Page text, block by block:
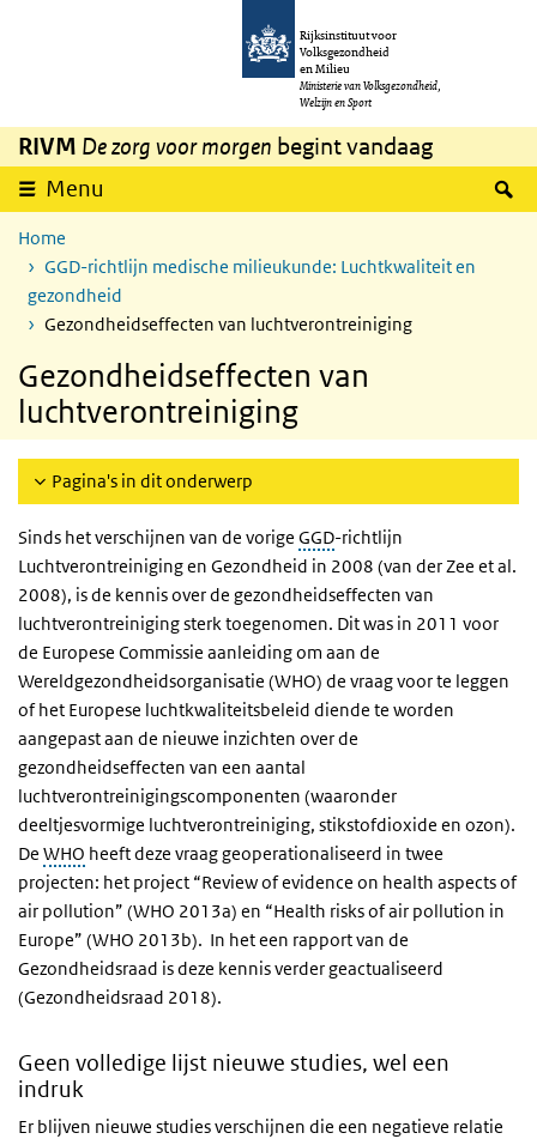
Overslaan en naar de inhoud gaan
Rijksinstituut voor
Volksgezondheid
en Milieu
Ministerie van Volksgezondheid,
Welzijn en Sport
RIVM De zorg voor morgen begint vandaag
Menu
Home
GGD-richtlijn medische milieukunde: Luchtkwaliteit en
gezondheid
Gezondheidseffecten van luchtverontreiniging
Gezondheidseffecten van
luchtverontreiniging
Pagina's in dit onderwerp
Sinds het verschijnen van de vorige GGD-richtlijn
Luchtverontreiniging en Gezondheid in 2008 (van der Zee et al.
2008), is de kennis over de gezondheidseffecten van
luchtverontreiniging sterk toegenomen. Dit was in 2011 voor
de Europese Commissie aanleiding om aan de
Wereldgezondheidsorganisatie (WHO) de vraag voor te leggen
of het Europese luchtkwaliteitsbeleid diende te worden
aangepast aan de nieuwe inzichten over de
gezondheidseffecten van een aantal
luchtverontreinigingscomponenten (waaronder
deeltjesvormige luchtverontreiniging, stikstofdioxide en ozon).
De WHO heeft deze vraag geoperationaliseerd in twee
projecten: het project “Review of evidence on health aspects of
air pollution” (WHO 2013a) en “Health risks of air pollution in
Europe” (WHO 2013b). In het een rapport van de
Gezondheidsraad is deze kennis verder geactualiseerd
(Gezondheidsraad 2018).
Geen volledige lijst nieuwe studies, wel een
indruk
Er blijven nieuwe studies verschijnen die een negatieve relatie